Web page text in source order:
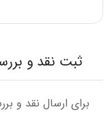
ثبت نقد و
برای ارسال نقد و